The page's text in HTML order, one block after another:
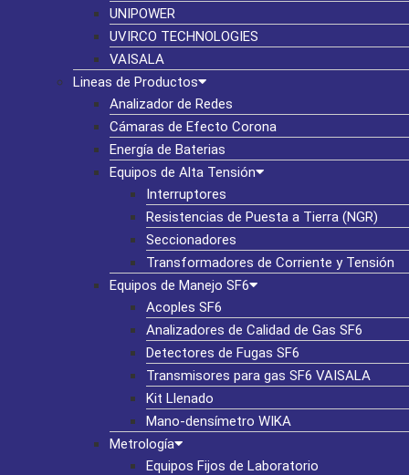
UNIPOWER
UVIRCO TECHNOLOGIES
VAISALA
Lineas de Productos
Analizador de Redes
Cámaras de Efecto Corona
Energía de Baterias
Equipos de Alta Tensión
Interruptores
Resistencias de Puesta a Tierra (NGR)
Seccionadores
Transformadores de Corriente y Tensión
Equipos de Manejo SF6
Acoples SF6
Analizadores de Calidad de Gas SF6
Detectores de Fugas SF6
Transmisores para gas SF6 VAISALA
Kit Llenado
Mano-densímetro WIKA
Metrología
Equipos Fijos de Laboratorio